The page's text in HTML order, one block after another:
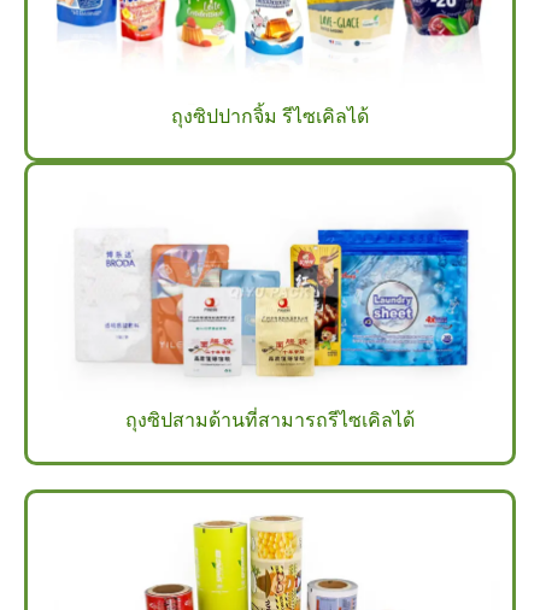
ถุงซิปปากจิ้ม รีไซเคิลได้
ถุงซิปสามด้านที่สามารถรีไซเคิลได้